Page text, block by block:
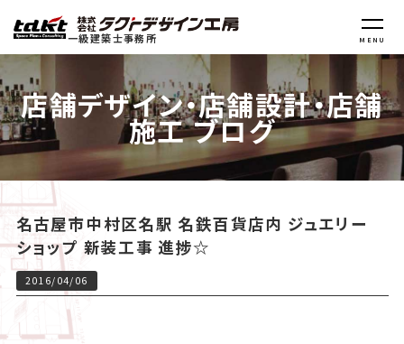
一級建築士事務所 MENU
店舗デザイン・店舗設計・店舗
施工 ブログ
名古屋市中村区名駅 名鉄百貨店内 ジュエリー
ショップ 新装工事 進捗☆
2016/04/06